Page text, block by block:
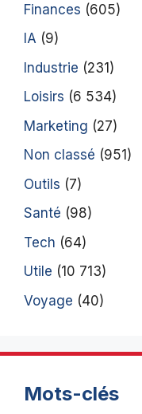
Finances (605)
IA (9)
Industrie (231)
Loisirs (6 534)
Marketing (27)
Non classé (951)
Outils (7)
Santé (98)
Tech (64)
Utile (10 713)
Voyage (40)
Mots-clés